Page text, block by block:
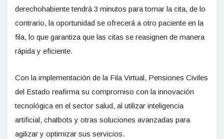
derechohabiente tendrá 3 minutos para tomar la cita, de lo
contrario, la oportunidad se ofrecerá a otro paciente en la
fila, lo que garantiza que las citas se reasignen de manera
rápida y eficiente.
Con la implementación de la Fila Virtual, Pensiones Civiles
del Estado reafirma su compromiso con la innovación
tecnológica en el sector salud, al utilizar inteligencia
artificial, chatbots y otras soluciones avanzadas para
agilizar y optimizar sus servicios.